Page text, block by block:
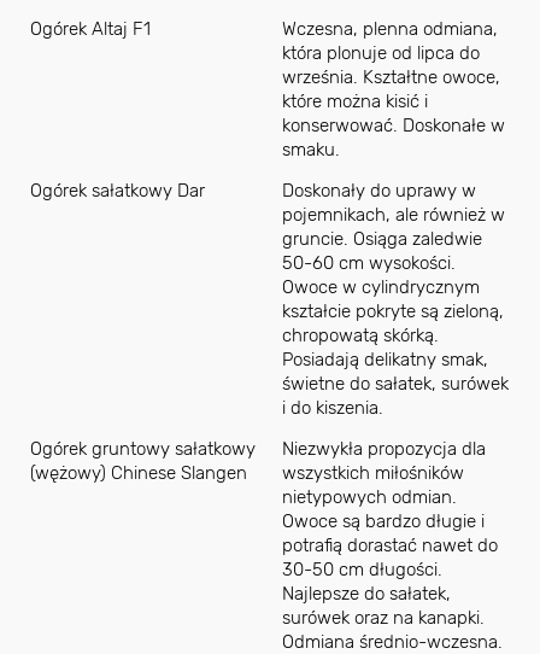
Ogórek Altaj F1
Wczesna, plenna odmiana,
która plonuje od lipca do
września. Kształtne owoce,
które można kisić i
konserwować. Doskonałe w
smaku.
Ogórek sałatkowy Dar
Doskonały do uprawy w
pojemnikach, ale również w
gruncie. Osiąga zaledwie
50-60 cm wysokości.
Owoce w cylindrycznym
kształcie pokryte są zieloną,
chropowatą skórką.
Posiadają delikatny smak,
świetne do sałatek, surówek
i do kiszenia.
Ogórek gruntowy sałatkowy
(wężowy) Chinese Slangen
Niezwykła propozycja dla
wszystkich miłośników
nietypowych odmian.
Owoce są bardzo długie i
potrafią dorastać nawet do
30-50 cm długości.
Najlepsze do sałatek,
surówek oraz na kanapki.
Odmiana średnio-wczesna.